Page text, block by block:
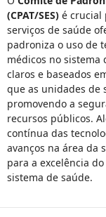
(CPAT/SES) é crucial
serviços de saúde
padroniza o uso de
médicos no sistema
claros e baseados
que as unidades de
promovendo a
recursos públicos.
contínua das
avanços na área da
para a excelência
sistema de saúde.